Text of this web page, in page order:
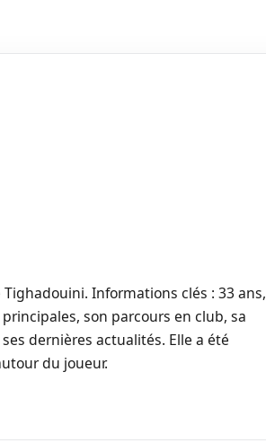
Informations clés : 33 ans,
son parcours en club, sa
dernières actualités. Elle a été
du joueur.